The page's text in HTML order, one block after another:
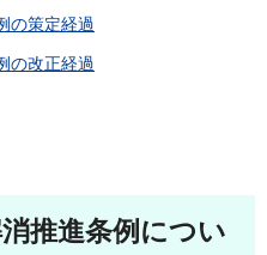
の策定経過
の改正経過
推進条例につい